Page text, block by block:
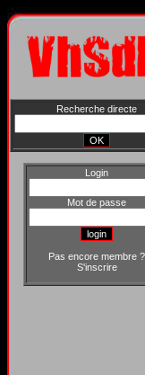
Recherche directe
Login
Mot de passe
Pas encore membre ?
S'inscrire